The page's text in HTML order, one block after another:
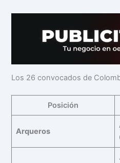
Los 26 convocados de
Posición
Arqueros